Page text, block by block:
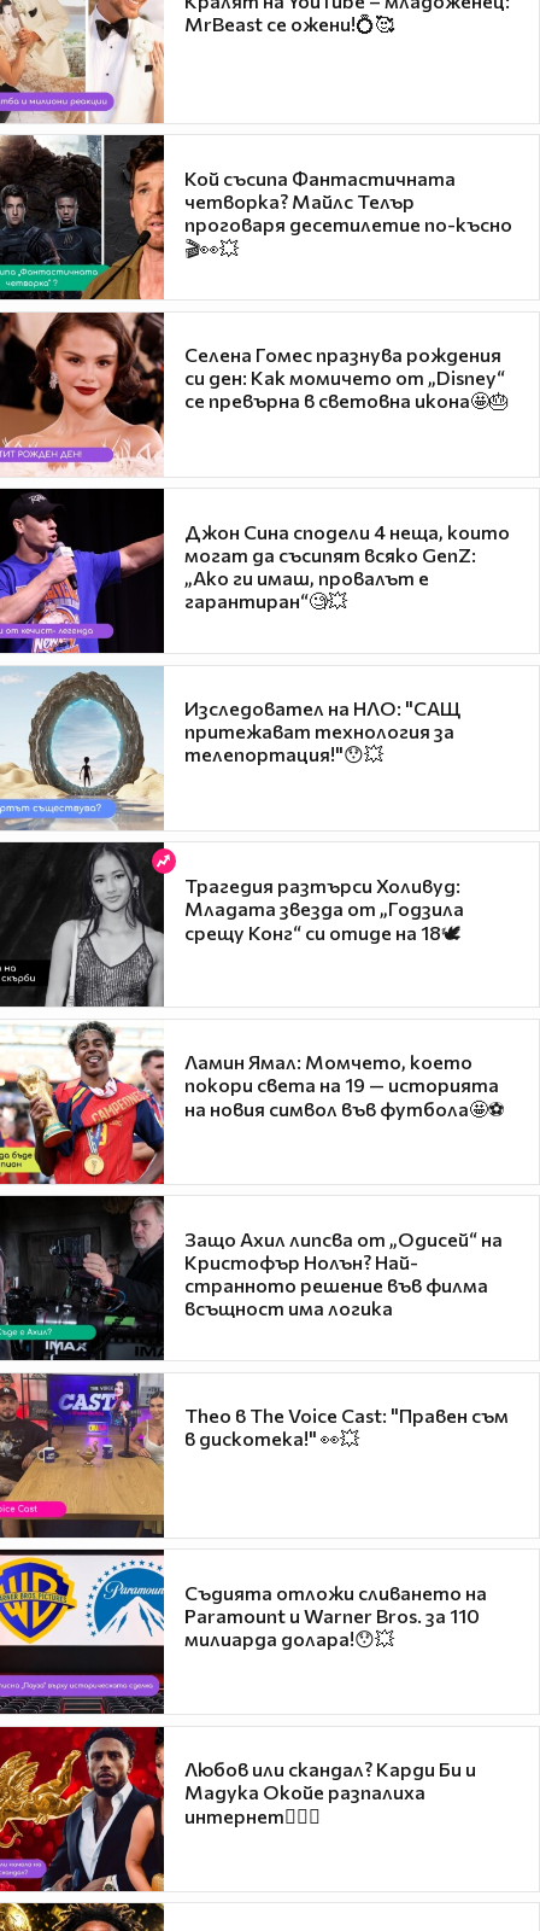
MrBeast се ожени!💍🥰
Кой съсипа Фантастичната
четворка? Майлс Телър
проговаря десетилетие по-късно
🎬👀💥
Селена Гомес празнува рождения
си ден: Как момичето от „Disney“
се превърна в световна икона🤩🎂
Джон Сина сподели 4 неща, които
могат да съсипят всяко GenZ:
„Ако ги имаш, провалът е
гарантиран“🧐💥
Изследовател на НЛО: "САЩ
притежават технология за
телепортация!"😯💥
Трагедия разтърси Холивуд:
Младата звезда от „Годзила
срещу Конг“ си отиде на 18🕊️
Ламин Ямал: Момчето, което
покори света на 19 — историята
на новия символ във футбола🤩⚽
Защо Ахил липсва от „Одисей“ на
Кристофър Нолън? Най-
странното решение във филма
всъщност има логика
Theo в The Voice Cast: "Правен съм
в дискотека!" 👀💥
Съдията отложи сливането на
Paramount и Warner Bros. за 110
милиарда долара!😯💥
Любов или скандал? Карди Би и
Мадука Окойе разпалиха
интернет❤️‍🔥🔥